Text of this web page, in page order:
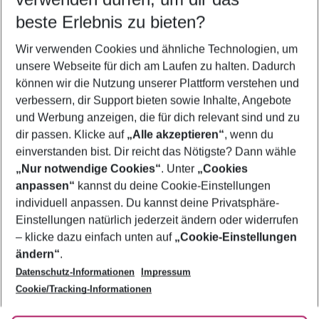
5-8 Nächte
2 Erwachsene Keine Kinder
Mehr Filter anzeigen
Footer
Footer navigation
Über uns
AGB
Bestpreisgarantie
Cookie-Einstellungen ändern
Cookie-Richtlinie
Agenturbetreuung
Barrierefreies Reisen
Folge uns
beste Erlebnis zu bieten?
Wir verwenden Cookies und ähnliche Technologien, um
unsere Webseite für dich am Laufen zu halten. Dadurch
können wir die Nutzung unserer Plattform verstehen und
verbessern, dir Support bieten sowie Inhalte, Angebote
und Werbung anzeigen, die für dich relevant sind und zu
dir passen. Klicke auf „Alle akzeptieren“, wenn du
einverstanden bist. Dir reicht das Nötigste? Dann wähle
„Nur notwendige Cookies“. Unter „Cookies
anpassen“ kannst du deine Cookie-Einstellungen
individuell anpassen. Du kannst deine Privatsphäre-
Einstellungen natürlich jederzeit ändern oder widerrufen
– klicke dazu einfach unten auf „Cookie-Einstellungen
ändern“.
Datenschutz-Informationen
Impressum
Cookie/Tracking-Informationen